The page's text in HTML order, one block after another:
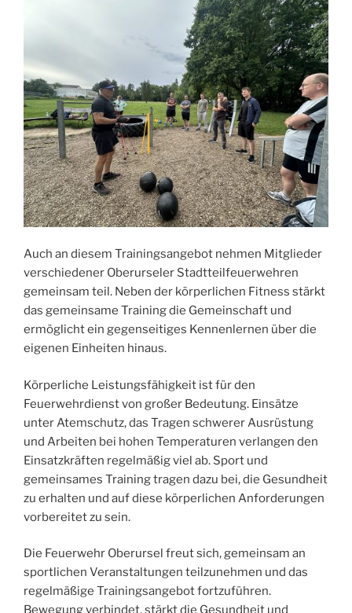
Auch an diesem Trainingsangebot nehmen Mitglieder
verschiedener Oberurseler Stadtteilfeuerwehren
gemeinsam teil. Neben der körperlichen Fitness stärkt
das gemeinsame Training die Gemeinschaft und
ermöglicht ein gegenseitiges Kennenlernen über die
eigenen Einheiten hinaus.
Körperliche Leistungsfähigkeit ist für den
Feuerwehrdienst von großer Bedeutung. Einsätze
unter Atemschutz, das Tragen schwerer Ausrüstung
und Arbeiten bei hohen Temperaturen verlangen den
Einsatzkräften regelmäßig viel ab. Sport und
gemeinsames Training tragen dazu bei, die Gesundheit
zu erhalten und auf diese körperlichen Anforderungen
vorbereitet zu sein.
Die Feuerwehr Oberursel freut sich, gemeinsam an
sportlichen Veranstaltungen teilzunehmen und das
regelmäßige Trainingsangebot fortzuführen.
Bewegung verbindet, stärkt die Gesundheit und